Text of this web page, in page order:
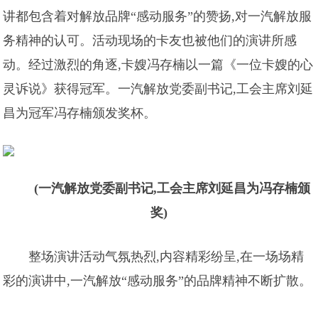
讲都包含着对解放品牌“感动服务”的赞扬,对一汽解放服
务精神的认可。活动现场的卡友也被他们的演讲所感
动。经过激烈的角逐,卡嫂冯存楠以一篇《一位卡嫂的心
灵诉说》获得冠军。一汽解放党委副书记,工会主席刘延
昌为冠军冯存楠颁发奖杯。
(一汽解放党委副书记,工会主席刘延昌为冯存楠颁
奖)
整场演讲活动气氛热烈,内容精彩纷呈,在一场场精
彩的演讲中,一汽解放“感动服务”的品牌精神不断扩散。